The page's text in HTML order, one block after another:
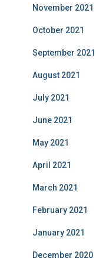
November 2021
October 2021
September 2021
August 2021
July 2021
June 2021
May 2021
April 2021
March 2021
February 2021
January 2021
December 2020